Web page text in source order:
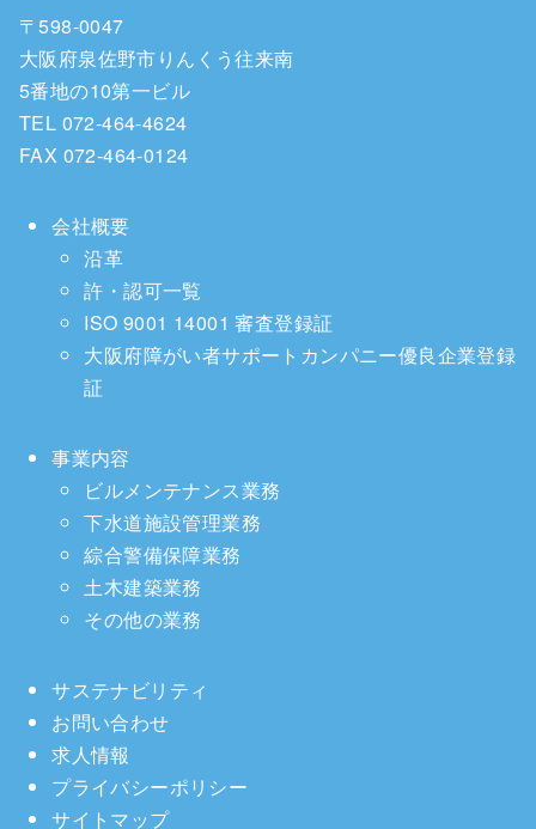
〒598-0047
大阪府泉佐野市りんくう往来南
5番地の10第一ビル
TEL 072-464-4624
FAX 072-464-0124
会社概要
沿革
許・認可一覧
ISO 9001 14001 審査登録証
大阪府障がい者サポートカンパニー優良企業登録
証
事業内容
ビルメンテナンス業務
下水道施設管理業務
綜合警備保障業務
土木建築業務
その他の業務
サステナビリティ
お問い合わせ
求人情報
プライバシーポリシー
サイトマップ